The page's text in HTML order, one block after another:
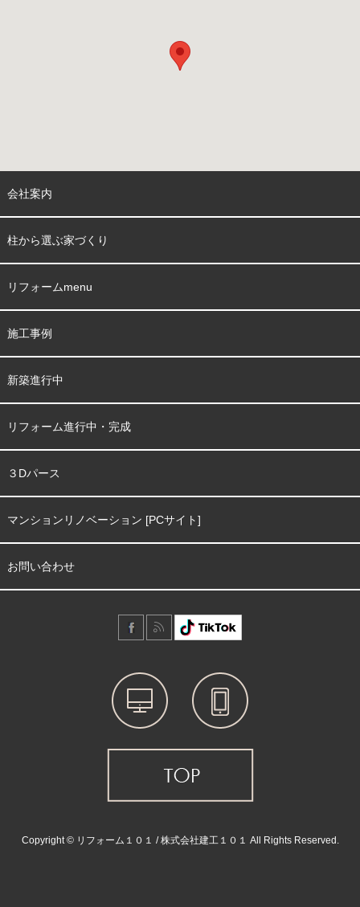
会社案内
柱から選ぶ家づくり
リフォームmenu
施工事例
新築進行中
リフォーム進行中・完成
３Dパース
マンションリノベーション [PCサイト]
お問い合わせ
Copyright © リフォーム１０１ / 株式会社建工１０１ All Rights Reserved.